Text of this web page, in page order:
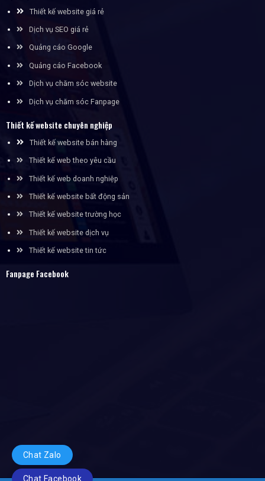
Thiết kế website giá rẻ
Dịch vụ SEO giá rẻ
Quảng cáo Google
Quảng cáo Facebook
Dịch vụ chăm sóc website
Dịch vụ chăm sóc Fanpage
Thiết kế website chuyên nghiệp
Thiết kế website bán hàng
Thiết kế web theo yêu cầu
Thiết kế web doanh nghiệp
Thiết kế website bất động sản
Thiết kế website trường học
Thiết kế website dịch vụ
Thiết kế website tin tức
Fanpage Facebook
Chat Zalo
Chat Facebook